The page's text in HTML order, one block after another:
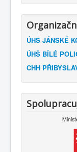
ÚHŠ JÁNSKÉ
ÚHŠ BÍLÉ
CHH